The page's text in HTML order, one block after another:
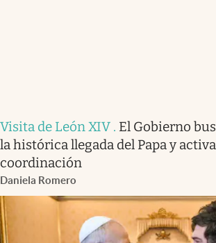
Visita de León XIV . El Gobierno
la histórica llegada del Papa y
coordinación
Daniela Romero